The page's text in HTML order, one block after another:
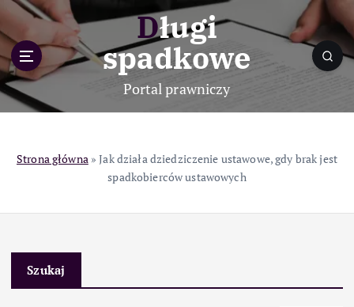
p
o
c
Długi
spadkowe
Portal prawniczy
Strona główna»Jak działa dziedziczenie ustawowe, gdy brak jest
spadkobierców ustawowych
Szukaj